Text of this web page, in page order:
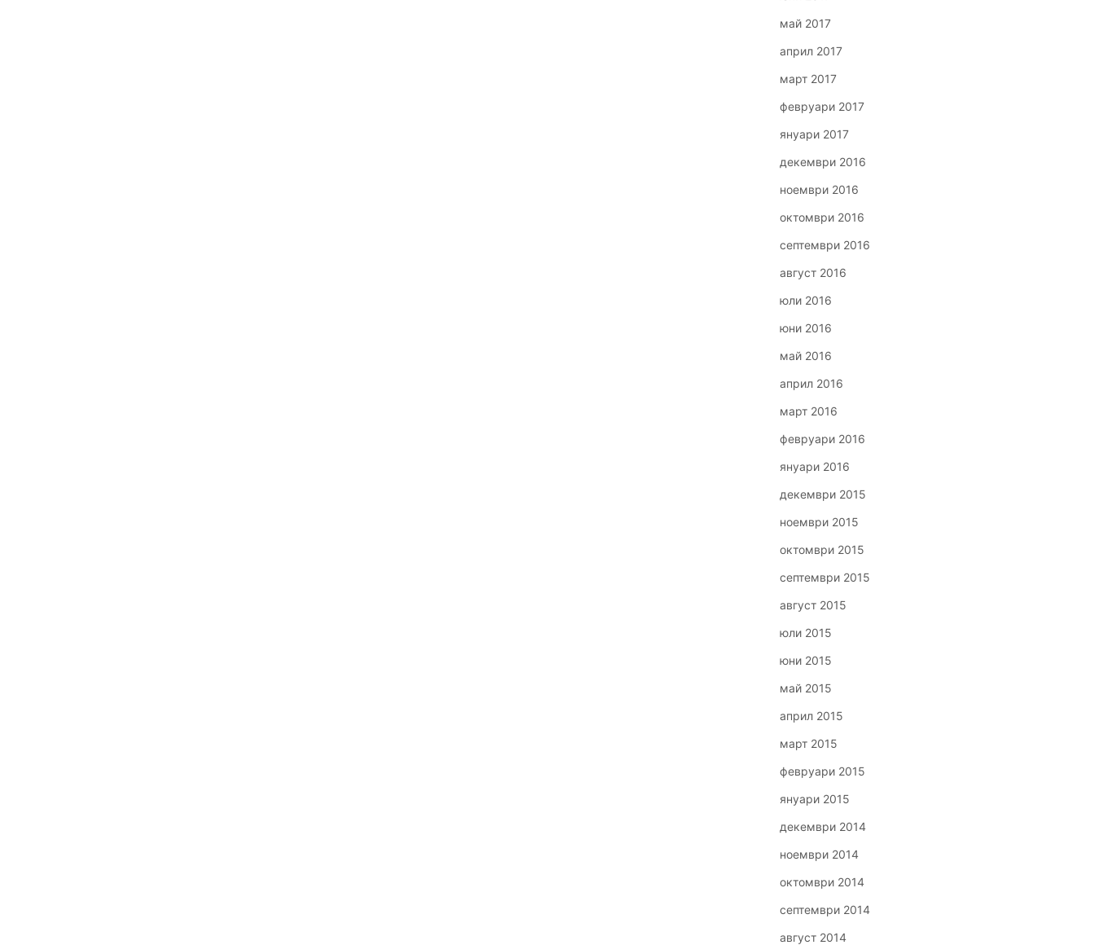
май 2017
април 2017
март 2017
февруари 2017
януари 2017
декември 2016
ноември 2016
октомври 2016
септември 2016
август 2016
юли 2016
юни 2016
май 2016
април 2016
март 2016
февруари 2016
януари 2016
декември 2015
ноември 2015
октомври 2015
септември 2015
август 2015
юли 2015
юни 2015
май 2015
април 2015
март 2015
февруари 2015
януари 2015
декември 2014
ноември 2014
октомври 2014
септември 2014
август 2014